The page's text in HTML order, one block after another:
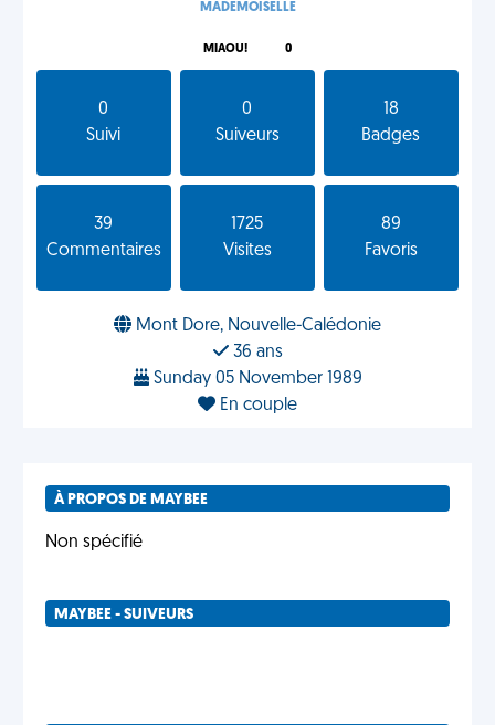
MADEMOISELLE
MIAOU! 0
0
Suivi
0
Suiveurs
18
Badges
39
Commentaires
1725
Visites
89
Favoris
Mont Dore, Nouvelle-Calédonie
36 ans
Sunday 05 November 1989
En couple
À PROPOS DE MAYBEE
Non spécifié
MAYBEE - SUIVEURS